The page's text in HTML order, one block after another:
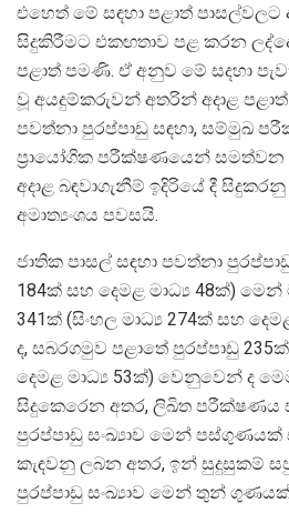
එහෙත් මේ සඳහා පළාත් පාසල්වලට
සිදුකිරීමට එකඟතාව පළ කරන
පළාත් පමණි. ඒ අනුව මේ සදහා
වූ අයදුම්කරුවන් අතරින් අදාළ
පවත්නා පුරප්පාඩු සඳහා, සම්මුඛ
ප්‍රායෝගික පරීක්ෂණයෙන්
අදාළ බඳවාගැනීම් ඉදිරියේ දී
අමාත්‍යංශය පවසයි.
ජාතික පාසල් සඳහා පවත්නා
184ක් සහ දෙමළ මාධ්‍ය 48ක්) මෙන්
341ක් (සිංහල මාධ්‍ය 274ක් සහ
ද, සබරගමුව පළාතේ පුරප්පාඩු
දෙමළ මාධ්‍ය 53ක්) වෙනුවෙන් ද
සිදුකෙරෙන අතර, ලිඛිත
පුරප්පාඩු සංඛ්‍යාව මෙන්
කැඳවනු ලබන අතර, ඉන් සුදුසුකම්
පුරප්පාඩු සංඛ්‍යාව මෙන් තුන්